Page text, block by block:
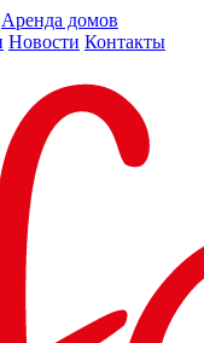
Аренда домов
Новости Контакты